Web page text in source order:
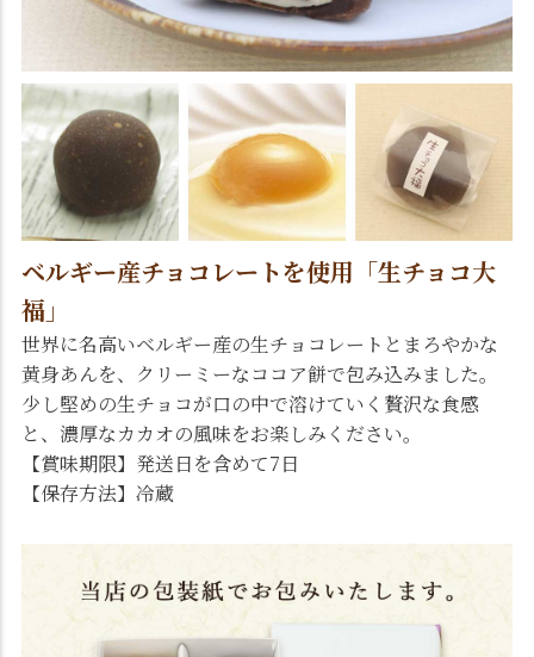
ベルギー産チョコレートを使用「生チョコ大
福」
世界に名高いベルギー産の生チョコレートとまろやかな
黄身あんを、クリーミーなココア餅で包み込みました。
少し堅めの生チョコが口の中で溶けていく贅沢な食感
と、濃厚なカカオの風味をお楽しみください。
【賞味期限】発送日を含めて7日
【保存方法】冷蔵